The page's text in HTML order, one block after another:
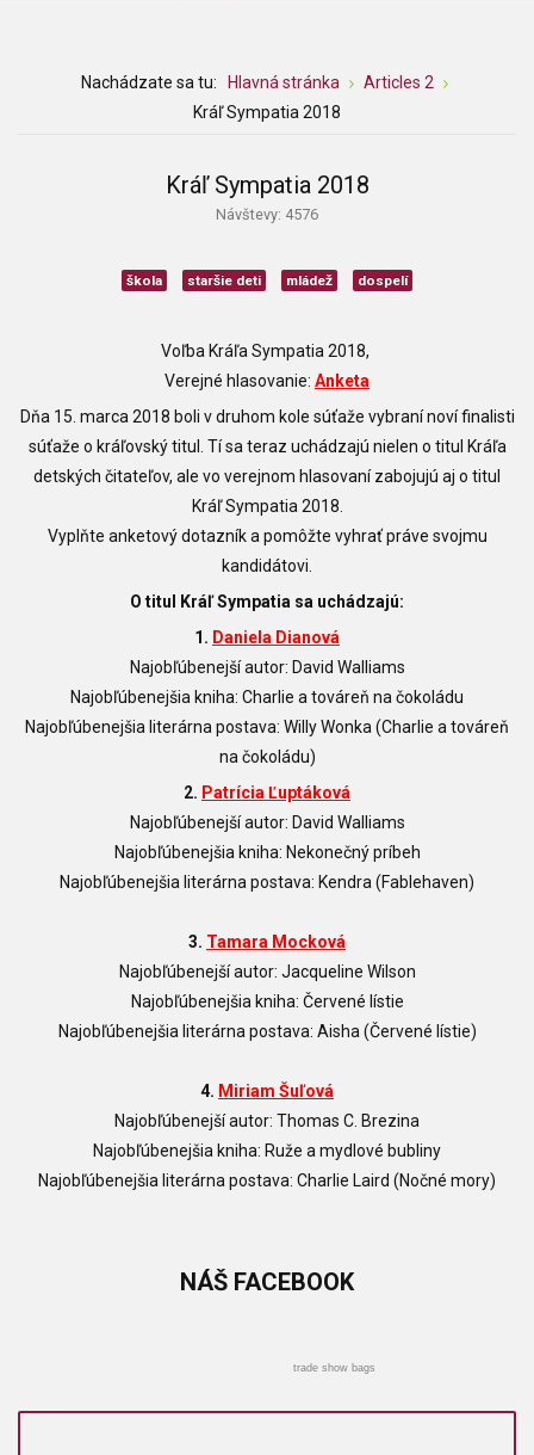
Nachádzate sa tu: Hlavná stránka
Articles 2
Kráľ Sympatia 2018
Kráľ Sympatia 2018
Návštevy: 4576
škola staršie deti mládež dospelí
Voľba Kráľa Sympatia 2018,
Verejné hlasovanie: Anketa
Dňa 15. marca 2018 boli v druhom kole súťaže vybraní noví finalisti
súťaže o kráľovský titul. Tí sa teraz uchádzajú nielen o titul Kráľa
detských čitateľov, ale vo verejnom hlasovaní zabojujú aj o titul
Kráľ Sympatia 2018.
Vyplňte anketový dotazník a pomôžte vyhrať práve svojmu
kandidátovi.
O titul Kráľ Sympatia sa uchádzajú:
1. Daniela Dianová
Najobľúbenejší autor: David Walliams
Najobľúbenejšia kniha: Charlie a továreň na čokoládu
Najobľúbenejšia literárna postava: Willy Wonka (Charlie a továreň
na čokoládu)
2. Patrícia Ľuptáková
Najobľúbenejší autor: David Walliams
Najobľúbenejšia kniha: Nekonečný príbeh
Najobľúbenejšia literárna postava: Kendra (Fablehaven)
3. Tamara Mocková
Najobľúbenejší autor: Jacqueline Wilson
Najobľúbenejšia kniha: Červené lístie
Najobľúbenejšia literárna postava: Aisha (Červené lístie)
4. Miriam Šuľová
Najobľúbenejší autor: Thomas C. Brezina
Najobľúbenejšia kniha: Ruže a mydlové bubliny
Najobľúbenejšia literárna postava: Charlie Laird (Nočné mory)
NÁŠ FACEBOOK
trade show bags